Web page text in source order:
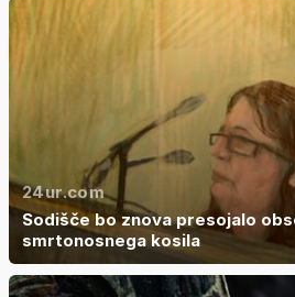
24ur.com
Sodišče bo znova presojalo
smrtonosnega kosila